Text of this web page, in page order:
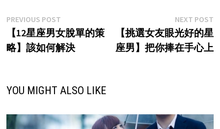
Post
navigation
PREVIOUS POSTPrevious
post:
【12星座男女脫單的策
略】該如何解決
NEXT POST
【挑選女友眼光好的星
座男】把你捧在手心上
YOU MIGHT ALSO LIKE